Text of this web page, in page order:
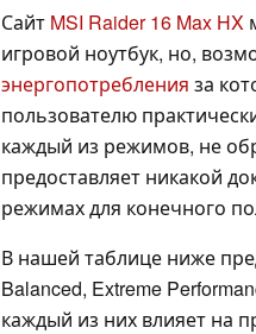
Сайт MSI Raider 16 Max HX
игровой ноутбук, но,
энергопотребления за
пользователю
каждый из режимов, не
предоставляет никакой
режимах для конечного
В нашей таблице ниже
Balanced, Extreme
каждый из них влияет на